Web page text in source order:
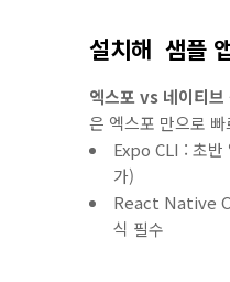
설치해 샘플
엑스포 vs 네이티브
은 엑스포 만으로
Expo CLI : 초반
가)
React Native
식 필수